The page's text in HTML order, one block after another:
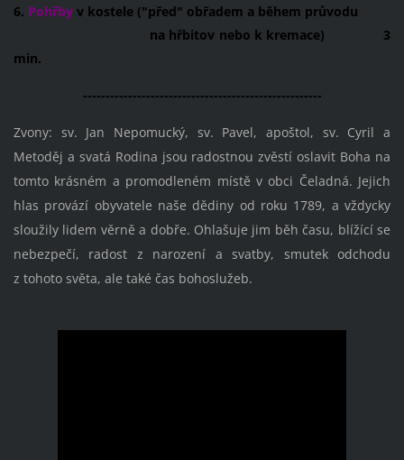
6. Pohřbyv kostele ("před" obřadem a během průvodu
na hřbitov nebo k kremace) 3
min.
-----------------------------------------------------
Zvony: sv. Jan Nepomucký, sv. Pavel, apoštol, sv. Cyril a
Metoděj a svatá Rodina jsou radostnou zvěstí oslavit Boha na
tomto krásném a promodleném místě v obci Čeladná. Jejich
hlas provází obyvatele naše dědiny od roku 1789, a vždycky
sloužily lidem věrně a dobře. Ohlašuje jim běh času, blížící se
nebezpečí, radost z narození a svatby, smutek odchodu
z tohoto světa, ale také čas bohoslužeb.